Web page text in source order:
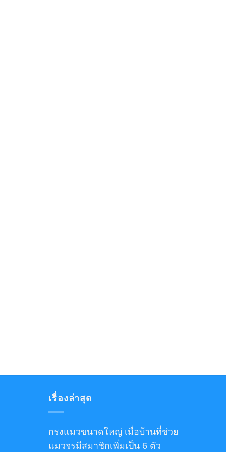
เรื่องล่าสุด
กรงแมวขนาดใหญ่ เมื่อบ้านที่ช่วย
แมวจรมีสมาชิกเพิ่มเป็น 6 ตัว